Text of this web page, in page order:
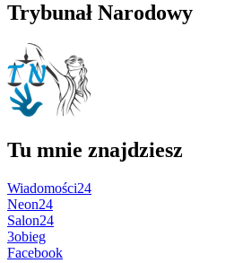
Trybunał Narodowy
Tu mnie znajdziesz
Wiadomości24
Neon24
Salon24
3obieg
Facebook